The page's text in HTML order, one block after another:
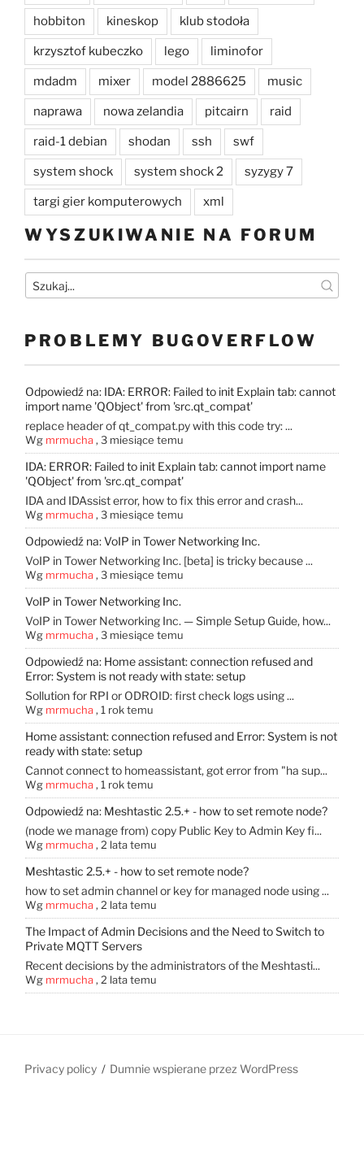
hobbiton kineskop klub stodoła
krzysztof kubeczko lego liminofor
mdadm mixer model 2886625 music
naprawa nowa zelandia pitcairn raid
raid-1 debian shodan ssh swf
system shock system shock 2 syzygy 7
targi gier komputerowych xml
WYSZUKIWANIE NA FORUM
PROBLEMY BUGOVERFLOW
Odpowiedź na: IDA: ERROR: Failed to init Explain tab: cannot
import name 'QObject' from 'src.qt_compat'
replace header of qt_compat.py with this code try: ...
Wg mrmucha , 3 miesiące temu
IDA: ERROR: Failed to init Explain tab: cannot import name
'QObject' from 'src.qt_compat'
IDA and IDAssist error, how to fix this error and crash...
Wg mrmucha , 3 miesiące temu
Odpowiedź na: VoIP in Tower Networking Inc.
VoIP in Tower Networking Inc. [beta] is tricky because ...
Wg mrmucha , 3 miesiące temu
VoIP in Tower Networking Inc.
VoIP in Tower Networking Inc. — Simple Setup Guide, how...
Wg mrmucha , 3 miesiące temu
Odpowiedź na: Home assistant: connection refused and
Error: System is not ready with state: setup
Sollution for RPI or ODROID: first check logs using ...
Wg mrmucha , 1 rok temu
Home assistant: connection refused and Error: System is not
ready with state: setup
Cannot connect to homeassistant, got error from "ha sup...
Wg mrmucha , 1 rok temu
Odpowiedź na: Meshtastic 2.5.+ - how to set remote node?
(node ​​we manage from) copy Public Key to Admin Key fi...
Wg mrmucha , 2 lata temu
Meshtastic 2.5.+ - how to set remote node?
how to set admin channel or key for managed node using ...
Wg mrmucha , 2 lata temu
The Impact of Admin Decisions and the Need to Switch to
Private MQTT Servers
Recent decisions by the administrators of the Meshtasti...
Wg mrmucha , 2 lata temu
Privacy policy Dumnie wspierane przez WordPress